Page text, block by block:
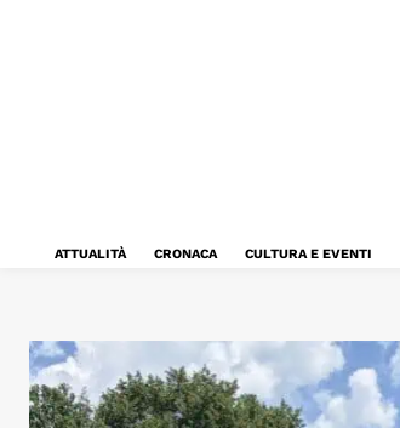
ATTUALITÀ CRONACA CULTURA E EVENTI